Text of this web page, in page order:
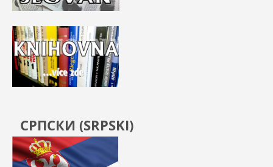
СРПСКИ (SRPSKI)